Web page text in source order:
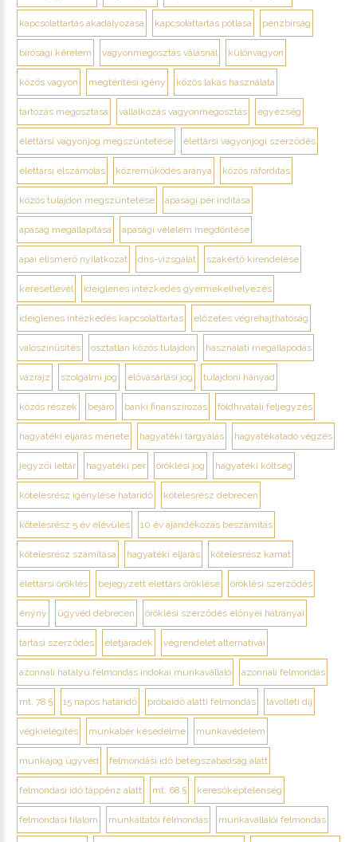
kapcsolattartás akadályozása kapcsolattartás pótlása pénzbírság
bírósági kérelem vagyonmegosztás válásnál különvagyon
közös vagyon megtérítési igény közös lakás használata
tartozás megosztása vállalkozás vagyonmegosztás egyezség
élettársi vagyonjog megszüntetése élettársi vagyonjogi szerződés
élettársi elszámolás közreműködés aránya közös ráfordítás
közös tulajdon megszüntetése apasági per indítása
apaság megállapítása apasági vélelem megdöntése
apai elismerő nyilatkozat dns-vizsgálat szakértő kirendelése
keresetlevél ideiglenes intézkedés gyermekelhelyezés
ideiglenes intézkedés kapcsolattartás előzetes végrehajthatóság
valószínűsítés osztatlan közös tulajdon használati megállapodás
vázrajz szolgalmi jog elővásárlási jog tulajdoni hányad
közös részek bejáró banki finanszírozás földhivatali feljegyzés
hagyatéki eljárás menete hagyatéki tárgyalás hagyatékátadó végzés
jegyzői leltár hagyatéki per öröklési jog hagyatéki költség
kötelesrész igénylése határidő kötelesrész debrecen
kötelesrész 5 év elévülés 10 év ajándékozás beszámítás
kötelesrész számítása hagyatéki eljárás kötelesrész kamat
élettársi öröklés bejegyzett élettárs öröklése öröklési szerződés
ényny ügyvéd debrecen öröklési szerződés előnyei hátrányai
tartási szerződés életjáradék végrendelet alternatívái
azonnali hatályú felmondás indokai munkavállaló azonnali felmondás
mt. 78 § 15 napos határidő próbaidő alatti felmondás távolléti díj
végkielégítés munkabér késedelme munkavédelem
munkajog ügyvéd felmondási idő betegszabadság alatt
felmondási idő táppénz alatt mt. 68 § keresőképtelenség
felmondási tilalom munkáltatói felmondás munkavállalói felmondás